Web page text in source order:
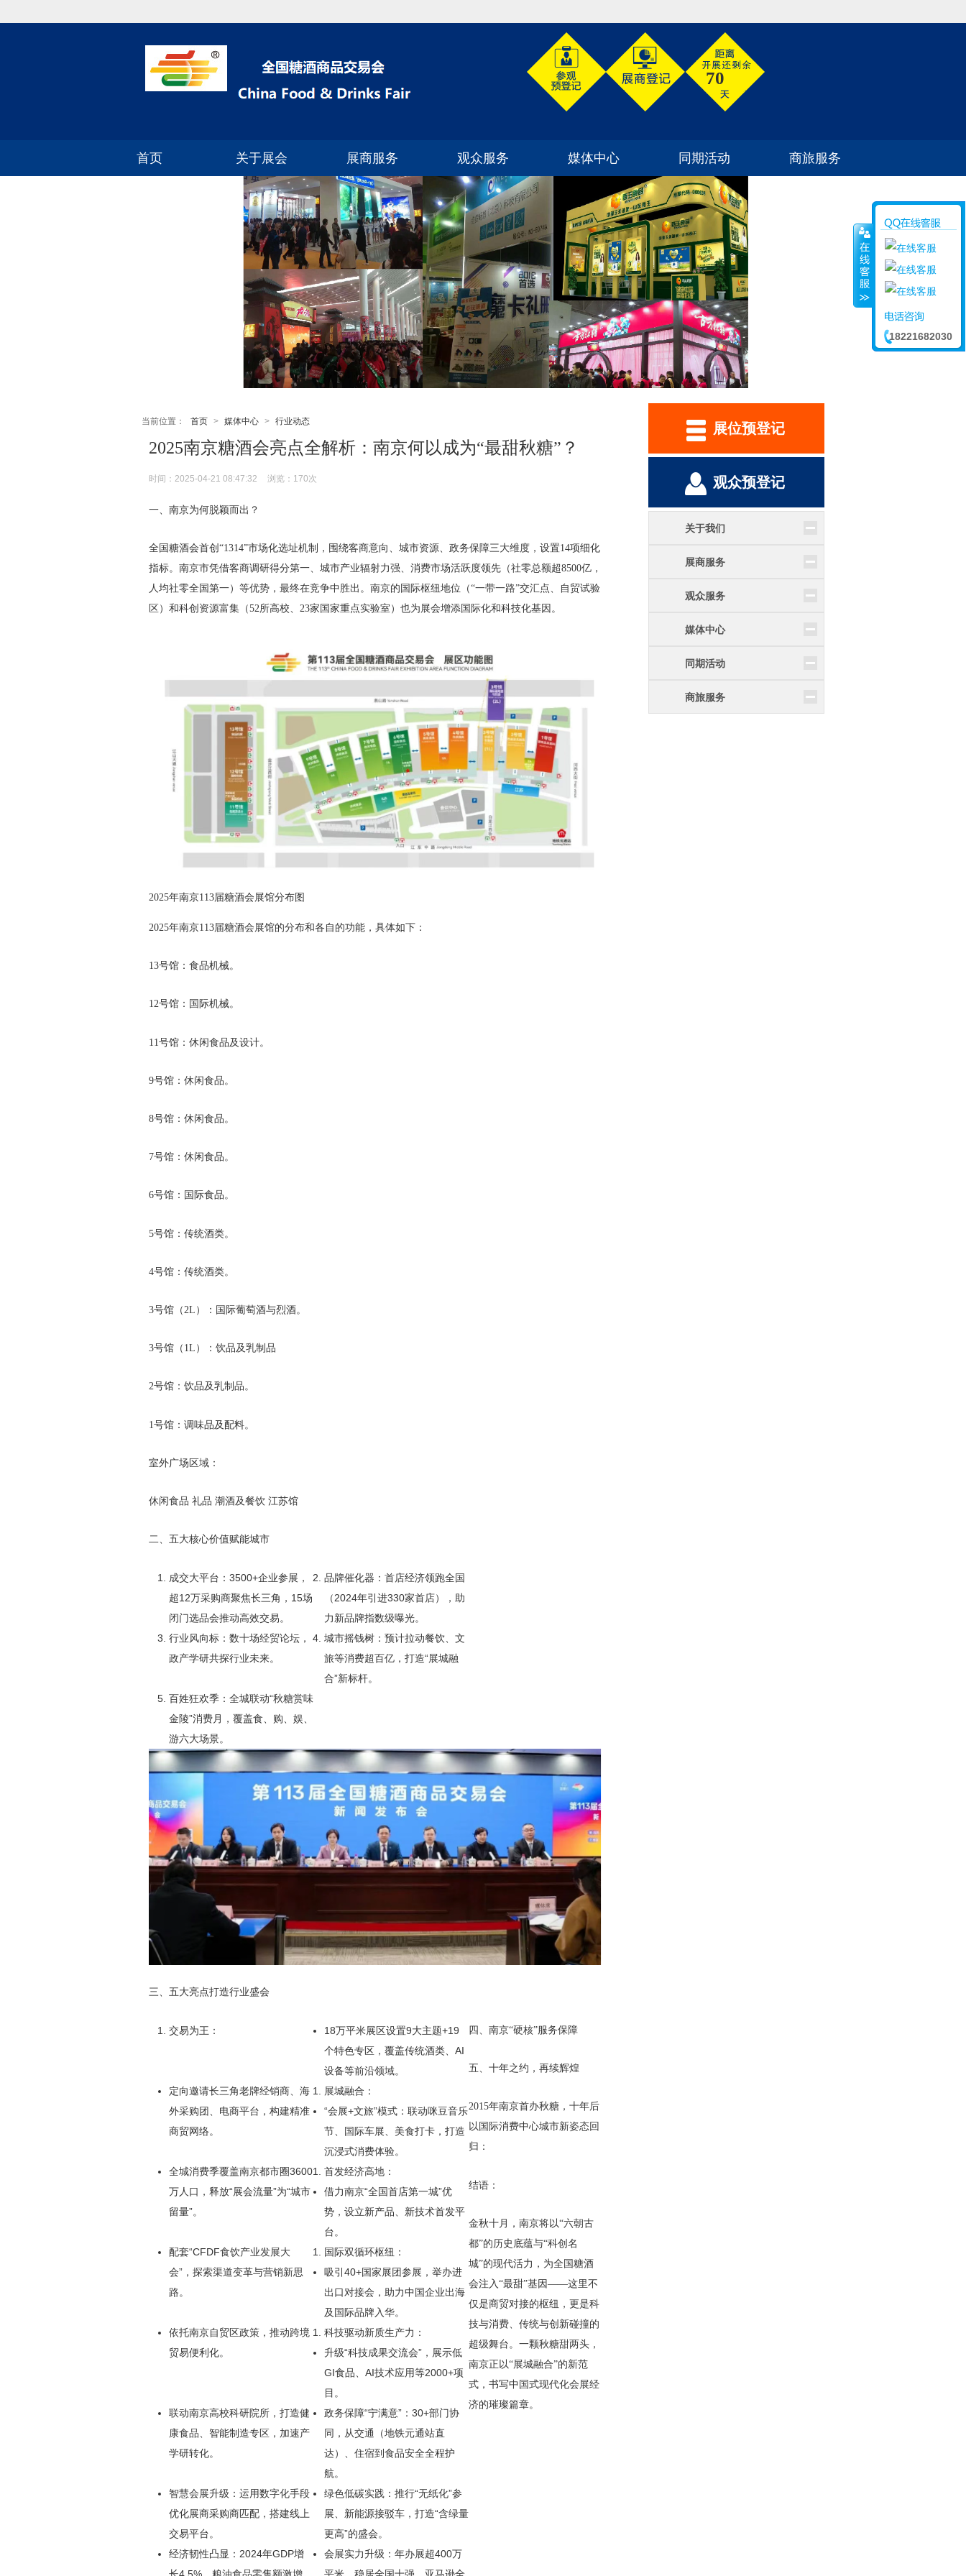
70
首页 关于展会
2024年深圳糖酒会
参展流程
展区分布
展品范围
参展费用
参展资质
展商服务
展位预定
为何参展
如何选展位
观众服务
如何到达展馆
观众预登记
展商名单
展位分布
如何申请门票
媒体中心
企业动态
行业动态
展位类型
合作媒体
案例分析
常见问题解答
同期活动
参展须知
同期活动
商旅服务
当前位置： 首页 > 媒体中心 > 行业动态
2025南京糖酒会亮点全解析：南京何以成为“最甜秋糖”？
时间：2025-04-21 08:47:32 浏览： 170次
一、南京为何脱颖而出？‌
全国糖酒会首创“1314”市场化选址机制，围绕客商意向、城市资源、政务保障三大维度，设置14项细化
指标。南京市凭借‌客商调研得分第一‌、‌城市产业辐射力强‌、‌消费市场活跃度领先‌（社零总额超8500亿，
人均社零全国第一）等优势，最终在竞争中胜出。南京的‌国际枢纽地位‌（“一带一路”交汇点、自贸试验
区）和‌科创资源富集‌（52所高校、23家国家重点实验室）也为展会增添国际化和科技化基因。
2025年南京113届糖酒会展馆分布图
2025年南京113届糖酒会展馆的分布和各自的功能，具体如下：
13号馆：食品机械。
12号馆：国际机械。
11号馆：休闲食品及设计。
9号馆：休闲食品。
8号馆：休闲食品。
7号馆：休闲食品。
6号馆：国际食品。
5号馆：传统酒类。
4号馆：传统酒类。
3号馆（2L）：国际葡萄酒与烈酒。
3号馆（1L）：饮品及乳制品
2号馆：饮品及乳制品。
1号馆：调味品及配料。
室外广场区域：
休闲食品 礼品 潮酒及餐饮 江苏馆
‌二、五大核心价值赋能城市‌
‌成交大平台‌：3500+企业参展，
超12万采购商聚焦长三角，15场
闭门选品会推动高效交易。
‌品牌催化器‌：首店经济领跑全国
（2024年引进330家首店），助
力新品牌指数级曝光。
‌行业风向标‌：数十场经贸论坛，
政产学研共探行业未来。
‌城市摇钱树‌：预计拉动餐饮、文
旅等消费超百亿，打造“展城融
合”新标杆。
‌百姓狂欢季‌：全城联动“秋糖赏味
金陵”消费月，覆盖食、购、娱、
游六大场景。
三、五大亮点打造行业盛会‌
‌交易为王‌：
18万平米展区设置9大主题+19
个特色专区，覆盖传统酒类、AI
设备等前沿领域。
定向邀请长三角老牌经销商、海
外采购团、电商平台，构建精准
商贸网络。
‌展城融合‌：
“会展+文旅”模式：联动咪豆音乐
节、国际车展、美食打卡，打造
沉浸式消费体验。
全城消费季覆盖南京都市圈3600
万人口，释放“展会流量”为“城市
留量”。
‌首发经济高地‌：
借力南京“全国首店第一城”优
势，设立新产品、新技术首发平
台。
配套“CFDF食饮产业发展大
会”，探索渠道变革与营销新思
路。
‌国际双循环枢纽‌：
吸引40+国家展团参展，举办进
出口对接会，助力中国企业出海
及国际品牌入华。
依托南京自贸区政策，推动跨境
贸易便利化。
‌科技驱动新质生产力‌：
升级“科技成果交流会”，展示低
GI食品、AI技术应用等2000+项
目。
联动南京高校科研院所，打造健
康食品、智能制造专区，加速产
学研转化。
‌四、南京“硬核”服务保障‌
‌政务保障“宁满意”‌：30+部门协
同，从交通（地铁元通站直
达）、住宿到食品安全全程护
航。
‌智慧会展升级‌：运用数字化手段
优化展商采购商匹配，搭建线上
交易平台。
‌绿色低碳实践‌：推行“无纸化”参
展、新能源接驳车，打造“含绿量
更高”的盛会。
‌五、十年之约，再续辉煌‌
2015年南京首办秋糖，十年后
以‌国际消费中心城市‌新姿态回
归：
经济韧性凸显：2024年GDP增
会展实力升级：年办展超400万
‌结语：‌
金秋十月，南京将以“六朝古
都”的历史底蕴与“科创名
城”的现代活力，为全国糖酒
会注入“最甜”基因——这里不
仅是商贸对接的枢纽，更是科
技与消费、传统与创新碰撞的
超级舞台。一颗秋糖甜两头，
南京正以“展城融合”的新范
式，书写中国式现代化会展经
济的璀璨篇章。
展位预登记
观众预登记
关于我们
展商服务
观众服务
媒体中心
同期活动
商旅服务
18221682030